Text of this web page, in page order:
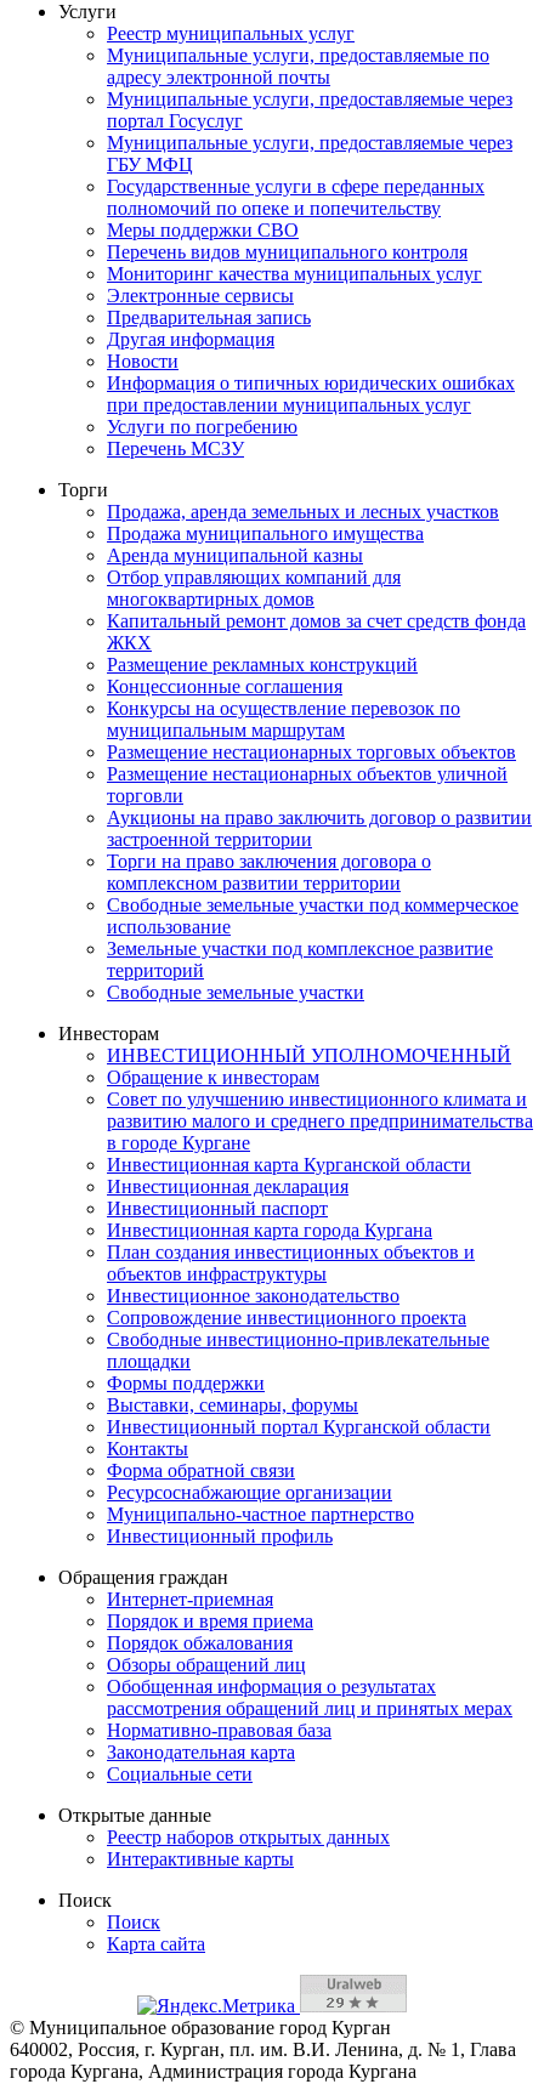
Услуги
Реестр муниципальных услуг
Муниципальные услуги, предоставляемые по
адресу электронной почты
Муниципальные услуги, предоставляемые через
портал Госуслуг
Муниципальные услуги, предоставляемые через
ГБУ МФЦ
Государственные услуги в сфере переданных
полномочий по опеке и попечительству
Меры поддержки СВО
Перечень видов муниципального контроля
Мониторинг качества муниципальных услуг
Электронные сервисы
Предварительная запись
Другая информация
Новости
Информация о типичных юридических ошибках
при предоставлении муниципальных услуг
Услуги по погребению
Перечень МСЗУ
Торги
Продажа, аренда земельных и лесных участков
Продажа муниципального имущества
Аренда муниципальной казны
Отбор управляющих компаний для
многоквартирных домов
Капитальный ремонт домов за счет средств фонда
ЖКХ
Размещение рекламных конструкций
Концессионные соглашения
Конкурсы на осуществление перевозок по
муниципальным маршрутам
Размещение нестационарных торговых объектов
Размещение нестационарных объектов уличной
торговли
Аукционы на право заключить договор о развитии
застроенной территории
Торги на право заключения договора о
комплексном развитии территории
Свободные земельные участки под коммерческое
использование
Земельные участки под комплексное развитие
территорий
Свободные земельные участки
Инвесторам
ИНВЕСТИЦИОННЫЙ УПОЛНОМОЧЕННЫЙ
Обращение к инвесторам
Совет по улучшению инвестиционного климата и
развитию малого и среднего предпринимательства
в городе Кургане
Инвестиционная карта Курганской области
Инвестиционная декларация
Инвестиционный паспорт
Инвестиционная карта города Кургана
План создания инвестиционных объектов и
объектов инфраструктуры
Инвестиционное законодательство
Сопровождение инвестиционного проекта
Свободные инвестиционно-привлекательные
площадки
Формы поддержки
Выставки, семинары, форумы
Инвестиционный портал Курганской области
Контакты
Форма обратной связи
Ресурсоснабжающие организации
Муниципально-частное партнерство
Инвестиционный профиль
Обращения граждан
Интернет-приемная
Порядок и время приема
Порядок обжалования
Обзоры обращений лиц
Обобщенная информация о результатах
рассмотрения обращений лиц и принятых мерах
Нормативно-правовая база
Законодательная карта
Социальные сети
Открытые данные
Реестр наборов открытых данных
Интерактивные карты
Поиск
Поиск
Карта сайта
© Муниципальное образование город Курган
640002, Россия, г. Курган, пл. им. В.И. Ленина, д. № 1, Глава
города Кургана, Администрация города Кургана